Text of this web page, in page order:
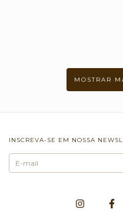
MOSTRAR
INSCREVA-SE EM NOSSA